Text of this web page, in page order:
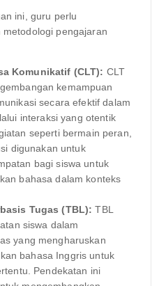
ini, guru perlu
pengajaran
Komunikatif (CLT): CLT
kemampuan
secara efektif dalam
interaksi yang otentik
seperti bermain peran,
digunakan untuk
bagi siswa untuk
bahasa dalam konteks
Tugas (TBL): TBL
siswa dalam
yang mengharuskan
bahasa Inggris untuk
Pendekatan ini